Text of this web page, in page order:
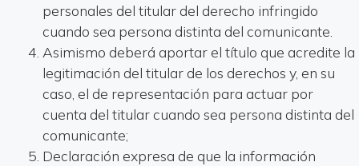
personales del titular del derecho infringido
cuando sea persona distinta del comunicante.
Asimismo deberá aportar el título que acredite la
legitimación del titular de los derechos y, en su
caso, el de representación para actuar por
cuenta del titular cuando sea persona distinta del
comunicante;
Declaración expresa de que la información